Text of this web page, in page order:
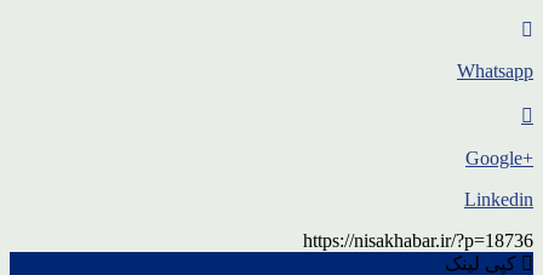
Whatsapp
+Google
Linkedin
https://nisakhabar.ir/?p=18736
کپی لینک